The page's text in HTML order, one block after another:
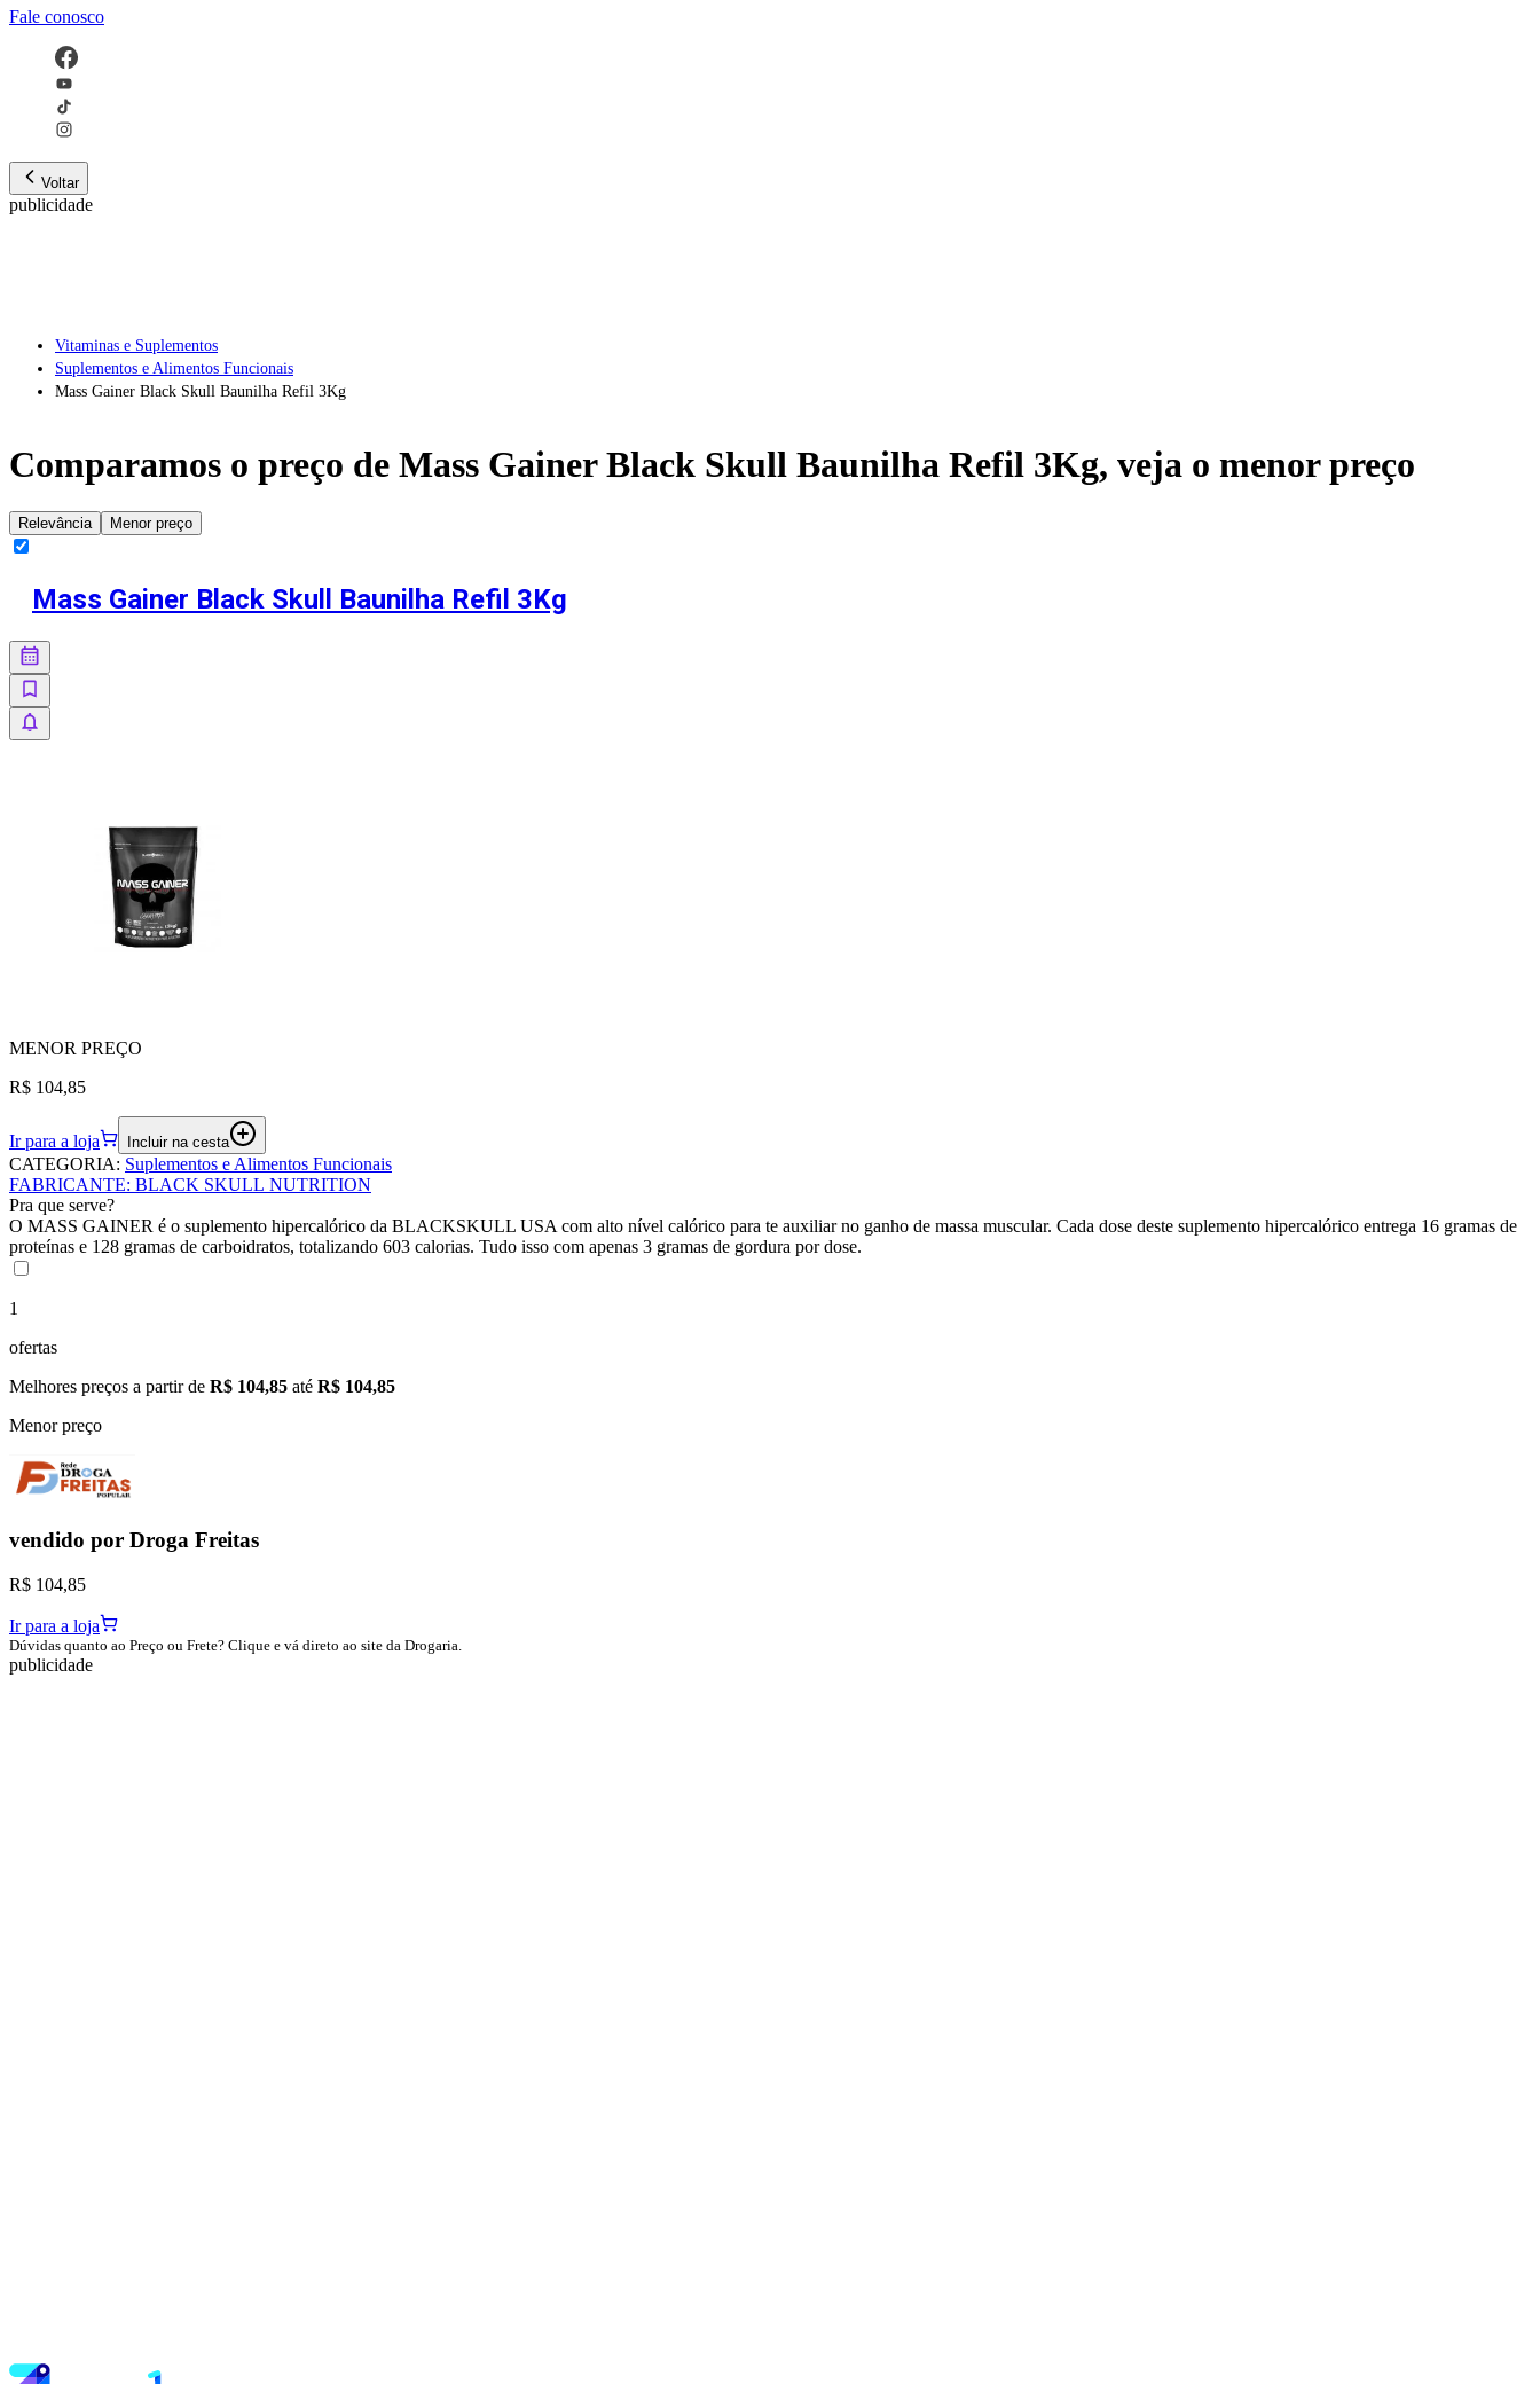
Fale conosco
Voltar
publicidade
Vitaminas e Suplementos
Suplementos e Alimentos Funcionais
Mass Gainer Black Skull Baunilha Refil 3Kg
Comparamos o preço de Mass Gainer Black Skull Baunilha Refil 3Kg, veja o menor preço
Relevância Menor preço
Mass Gainer Black Skull Baunilha Refil 3Kg
MENOR PREÇO
R$ 104,85
Ir para a loja Incluir na cesta
CATEGORIA: Suplementos e Alimentos Funcionais
FABRICANTE: BLACK SKULL NUTRITION
Pra que serve?
O MASS GAINER é o suplemento hipercalórico da BLACKSKULL USA com alto nível calórico para te auxiliar no ganho de massa muscular. Cada dose deste suplemento hipercalórico entrega 16 gramas de
proteínas e 128 gramas de carboidratos, totalizando 603 calorias. Tudo isso com apenas 3 gramas de gordura por dose.
1
ofertas
Melhores preços a partir de R$ 104,85 até R$ 104,85
Menor preço
vendido por Droga Freitas
R$ 104,85
Ir para a loja
Dúvidas quanto ao Preço ou Frete? Clique e vá direto ao site da Drogaria.
publicidade